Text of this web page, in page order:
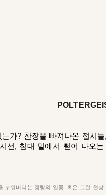
는가? 찬장을 빠져나온 접시
선, 침대 밑에서 뻗어 나오
부숴버리는 정령의 일종. 혹은 그런 현